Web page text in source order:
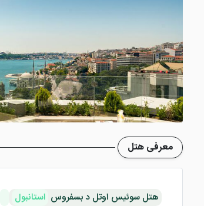
معرفی هتل
هتل سوئیس اوتل د بسفروس استانبول